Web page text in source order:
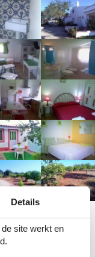
Details
site werkt en